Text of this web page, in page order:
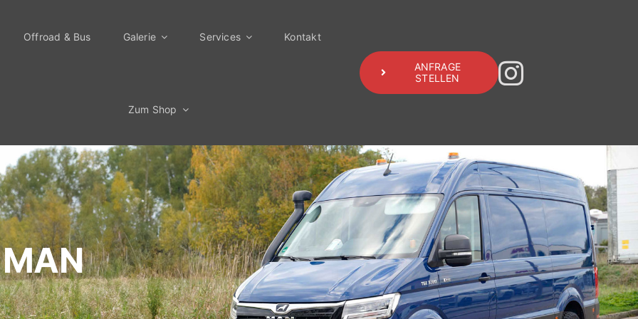
Offroad & Bus Galerie Services Kontakt
Zum Shop
ANFRAGE
STELLEN